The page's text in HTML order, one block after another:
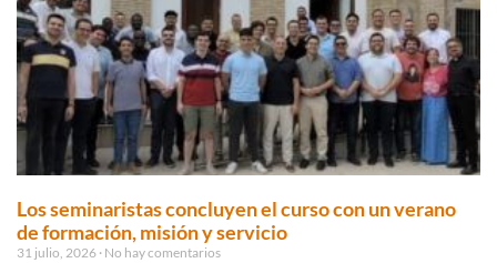
Los seminaristas concluyen el curso con un verano
de formación, misión y servicio
31 julio, 2026 No hay comentarios